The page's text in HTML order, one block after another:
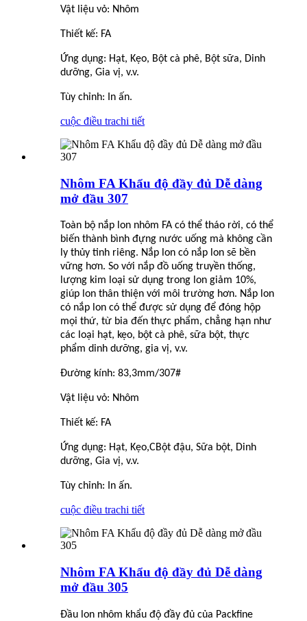
Vật liệu vỏ: Nhôm
Thiết kế: FA
Ứng dụng: Hạt, Kẹo, Bột cà phê, Bột sữa, Dinh
dưỡng, Gia vị, v.v.
Tùy chỉnh: In ấn.
cuộc điều trachi tiết
Nhôm FA Khẩu độ đầy đủ Dễ dàng
mở đầu 307
Toàn bộ nắp lon nhôm FA có thể tháo rời, có thể
biến thành bình đựng nước uống mà không cần
ly thủy tinh riêng. Nắp lon có nắp lon sẽ bền
vững hơn. So với nắp đồ uống truyền thống,
lượng kim loại sử dụng trong lon giảm 10%,
giúp lon thân thiện với môi trường hơn. Nắp lon
có nắp lon có thể được sử dụng để đóng hộp
mọi thứ, từ bia đến thực phẩm, chẳng hạn như
các loại hạt, kẹo, bột cà phê, sữa bột, thực
phẩm dinh dưỡng, gia vị, v.v.
Đường kính: 83,3mm/307#
Vật liệu vỏ: Nhôm
Thiết kế: FA
Ứng dụng: Hạt, Kẹo,CBột đậu, Sữa bột, Dinh
dưỡng, Gia vị, v.v.
Tùy chỉnh: In ấn.
cuộc điều trachi tiết
Nhôm FA Khẩu độ đầy đủ Dễ dàng
mở đầu 305
Đầu lon nhôm khẩu độ đầy đủ của Packfine